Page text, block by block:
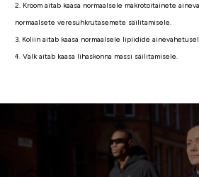
2. Kroom aitab kaasa normaalsele makrotoitainete
normaalsete veresuhkrutasemete säilitamisele.
3. Koliin aitab kaasa normaalsele lipiidide
4. Valk aitab kaasa lihaskonna massi säilitamisele.